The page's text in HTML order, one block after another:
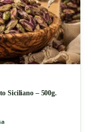
Siciliano – 500g.